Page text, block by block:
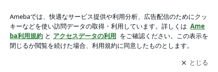
ージ目
アプリをダウンロードして ブログの更新通知
を受け取りまし
ょう。
開く